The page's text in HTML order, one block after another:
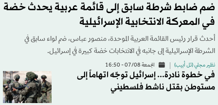
ضم ضابط شرطة سابق إلى قائمة عربية يحدث خضة
في المعركة الانتخابية الإسرائيلية
أحدث قرار رئيس القائمة العربية الموحدة، منصور عباس، ضم لواء سابق في
الشرطة الإسرائيلية إلى جانبه في الانتخابات خضة كبيرة في إسرائيل.
نظير مجلي (تل أبيب) الجمعة 07/08 - 16:50
في خطوة نادرة... إسرائيل توجّه اتهاماً إلى
مستوطن بقتل ناشط فلسطيني